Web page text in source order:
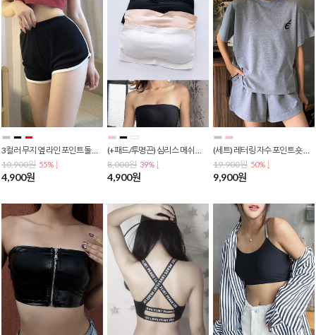
3컬러 무지 옆 라인 포인트 돌핀 핫 팬츠 트레이닝 숏 반바지 PA-0027
10,900원 55% ↓
4,900원
(+패드/투명끈) 심리스 메쉬 느낌 튜브탑 브라 스포츠브라 브라탑 T-0076
8,000원 39% ↓
4,900원
(세트) 레터링 자수 포인트 숏 반팔 티셔츠 반바지 트레이닝 추리닝 T-0075
19,900원 50% ↓
9,900원